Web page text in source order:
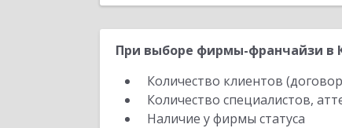
При выборе фирмы-франчайзи в
Количество клиентов
Количество специалистов,
Наличие у фирмы статуса